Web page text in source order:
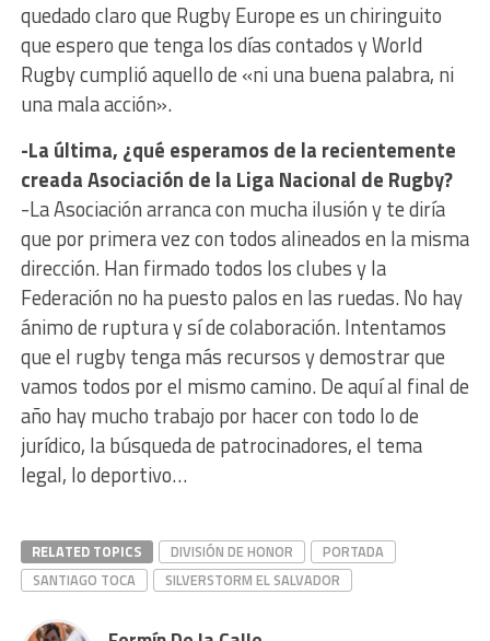
quedado claro que Rugby Europe es un chiringuito
que espero que tenga los días contados y World
Rugby cumplió aquello de «ni una buena palabra, ni
una mala acción».
-La última, ¿qué esperamos de la recientemente
creada Asociación de la Liga Nacional de Rugby?
-La Asociación arranca con mucha ilusión y te diría
que por primera vez con todos alineados en la misma
dirección. Han firmado todos los clubes y la
Federación no ha puesto palos en las ruedas. No hay
ánimo de ruptura y sí de colaboración. Intentamos
que el rugby tenga más recursos y demostrar que
vamos todos por el mismo camino. De aquí al final de
año hay mucho trabajo por hacer con todo lo de
jurídico, la búsqueda de patrocinadores, el tema
legal, lo deportivo…
RELATED TOPICS DIVISIÓN DE HONOR
PORTADA
SANTIAGO TOCA
SILVERSTORM EL SALVADOR